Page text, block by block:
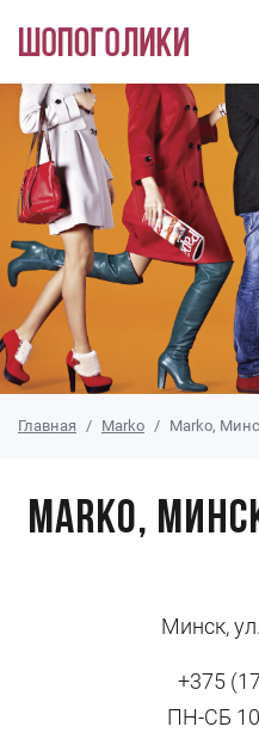
Перейти к основному
Главная Marko Marko,
Marko,
Минск,
+375
ПН-СБ